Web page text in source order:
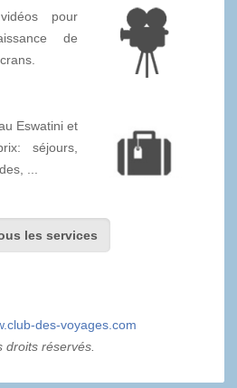
pour
de
Eswatini et
séjours,
...
les services
des-voyages.com
droits réservés.